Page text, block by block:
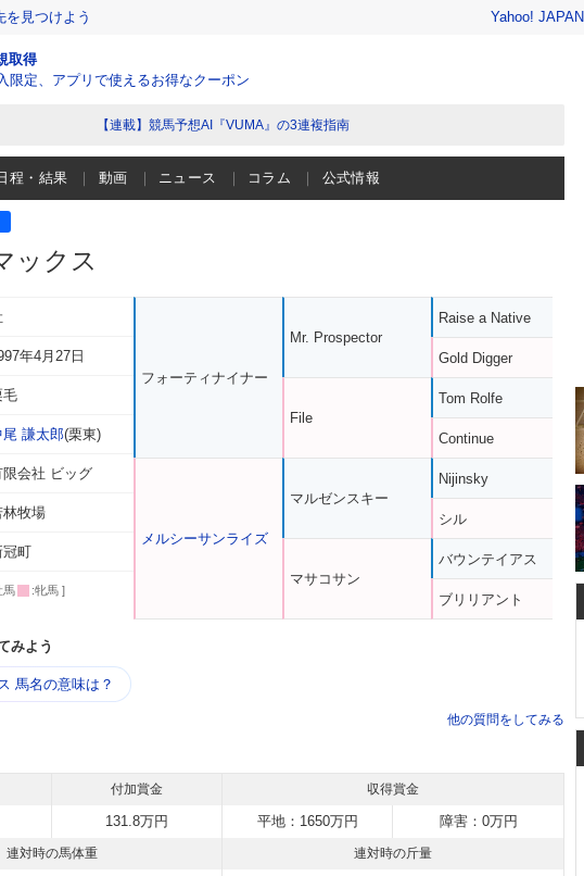
見つけよう Yahoo! JAPAN
取得
限定、アプリで使えるお得なクーポン
【連載】競馬予想AI『VUMA』の3連複指南
程・結果 動画 ニュース コラム 公式情報
ックス
年4月27日
毛
尾 謙太郎(栗東)
限会社 ビッグ
林牧場
冠町
馬 :牝馬 ]
フォーティナイナー
メルシーサンライズ
Mr. Prospector
File
マルゼンスキー
マサコサン
Raise a Native
Gold Digger
Tom Rolfe
Continue
Nijinsky
シル
バウンテイアス
ブリリアント
みよう
馬名の意味は？
他の質問をしてみる
付加賞金 収得賞金
131.8万円 平地：1650万円 障害：0万円
連対時の馬体重 連対時の斤量